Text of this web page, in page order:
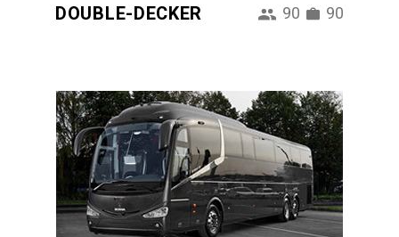
DOUBLE-DECKER 90 90